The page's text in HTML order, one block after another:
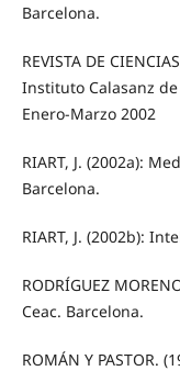
Barcelona.
REVISTA DE
Instituto Calasanz de
Enero-Marzo 2002
RIART, J. (2002a):
Barcelona.
RIART, J. (2002b):
RODRÍGUEZ
Ceac. Barcelona.
ROMÁN Y PASTOR.